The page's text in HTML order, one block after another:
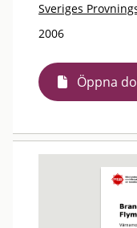
Sveriges
2006
Öppna